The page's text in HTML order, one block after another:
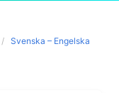
Svenska – Engelska